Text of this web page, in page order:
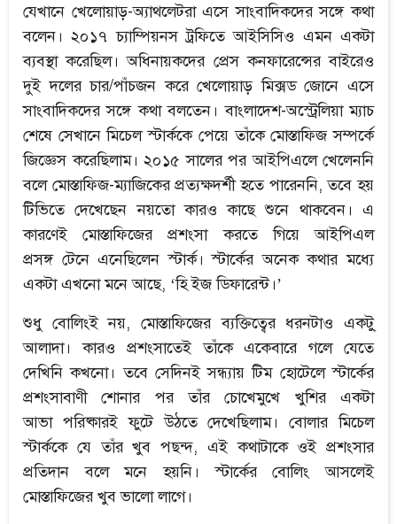
যেখানে খেলোয়াড়-অ্যাথলেটরা এসে সাংবাদিকদের সঙ্গে কথা
বলেন। ২০১৭ চ্যাম্পিয়নস ট্রফিতে আইসিসিও এমন একটা
ব্যবস্থা করেছিল। অধিনায়কদের প্রেস কনফারেন্সের বাইরেও
দুই দলের চার/পাঁচজন করে খেলোয়াড় মিক্সড জোনে এসে
সাংবাদিকদের সঙ্গে কথা বলতেন। বাংলাদেশ-অস্ট্রেলিয়া ম্যাচ
শেষে সেখানে মিচেল স্টার্ককে পেয়ে তাঁকে মোস্তাফিজ সম্পর্কে
জিজ্ঞেস করেছিলাম। ২০১৫ সালের পর আইপিএলে খেলেননি
বলে মোস্তাফিজ-ম্যাজিকের প্রত্যক্ষদর্শী হতে পারেননি, তবে হয়
টিভিতে দেখেছেন নয়তো কারও কাছে শুনে থাকবেন। এ
কারণেই মোস্তাফিজের প্রশংসা করতে গিয়ে আইপিএল
প্রসঙ্গ টেনে এনেছিলেন স্টার্ক। স্টার্কের অনেক কথার মধ্যে
একটা এখনো মনে আছে, ‘হি ইজ ডিফারেন্ট।’
শুধু বোলিংই নয়, মোস্তাফিজের ব্যক্তিত্বের ধরনটাও একটু্
আলাদা। কারও প্রশংসাতেই তাঁকে একেবারে গলে যেতে
দেখিনি কখনো। তবে সেদিনই সন্ধ্যায় টিম হোটেলে স্টার্কের
প্রশংসাবাণী শোনার পর তাঁর চোখেমুখে খুশির একটা
আভা পরিষ্কারই ফুটে উঠতে দেখেছিলাম। বোলার মিচেল
স্টার্ককে যে তাঁর খুব পছন্দ, এই কথাটাকে ওই প্রশংসার
প্রতিদান বলে মনে হয়নি। স্টার্কের বোলিং আসলেই
মোস্তাফিজের খুব ভালো লাগে।